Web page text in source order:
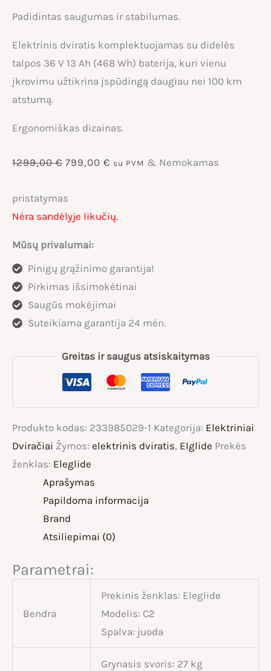
Padidintas saugumas ir stabilumas.
Elektrinis dviratis komplektuojamas su didelės
talpos 36 V 13 Ah (468 Wh) baterija, kuri vienu
įkrovimu užtikrina įspūdingą daugiau nei 100 km
atstumą.
Ergonomiškas dizainas.
1299,00€ Original
was:
799,00 € Current
is:
su PVM & Nemokamas
pristatymas
Nėra sandėlyje likučių.
Mūsų privalumai:
Pinigų grąžinimo garantija!
Pirkimas išsimokėtinai
Saugūs mokėjimai
Suteikiama garantija 24 mėn.
Greitas ir saugus atsiskaitymas
Produkto kodas: 233985029-1 Kategorija: Elektriniai
Dviračiai Žymos: elektrinis dviratis, Elglide Prekės
ženklas: Eleglide
Aprašymas
Papildoma informacija
Brand
Atsiliepimai (0)
Parametrai:
Bendra
Prekinis ženklas: Eleglide
Modelis: C2
Spalva: juoda
Grynasis svoris: 27 kg